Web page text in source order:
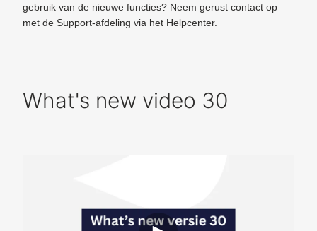
gebruik van de nieuwe functies? Neem gerust contact op
met de Support-afdeling via het Helpcenter.
What's new video 30